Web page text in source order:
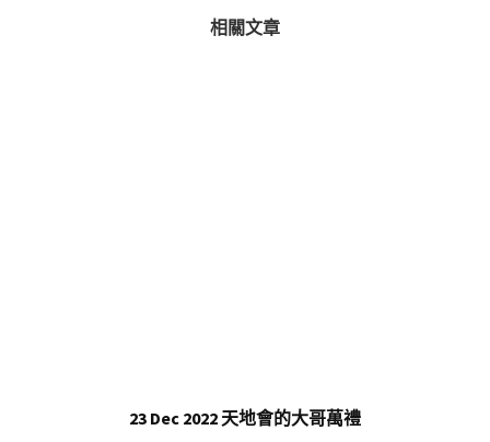
相關文章
23 Dec 2022 天地會的大哥萬禮